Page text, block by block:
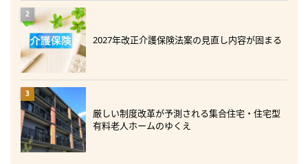
2027年改正介護保険法案の見直し内容が固まる
厳しい制度改革が予測される集合住宅・住宅型
有料老人ホームのゆくえ